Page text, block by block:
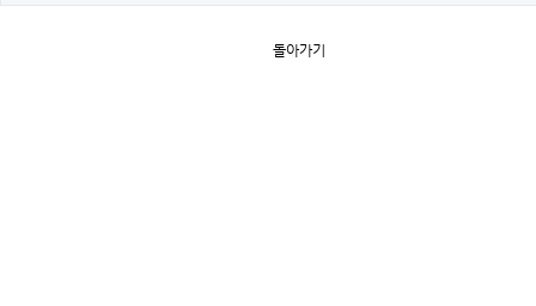
돌아가기